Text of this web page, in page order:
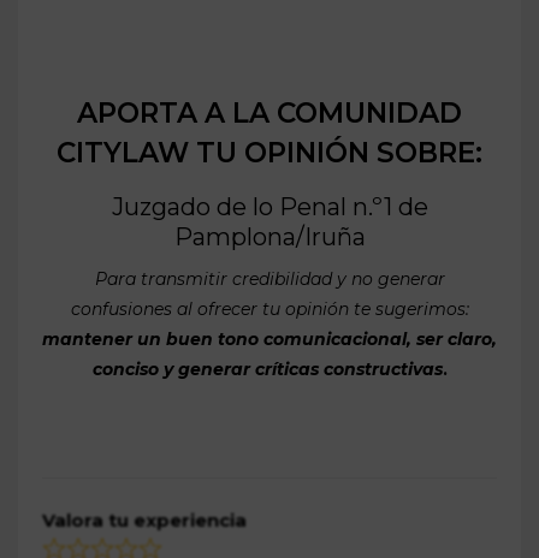
APORTA A LA COMUNIDAD
CITYLAW TU OPINIÓN SOBRE:
Juzgado de lo Penal n.º1 de
Pamplona/Iruña
Para transmitir credibilidad y no generar
confusiones al ofrecer tu opinión te sugerimos:
mantener un buen tono comunicacional, ser claro,
conciso y generar críticas constructivas.
Valora tu experiencia